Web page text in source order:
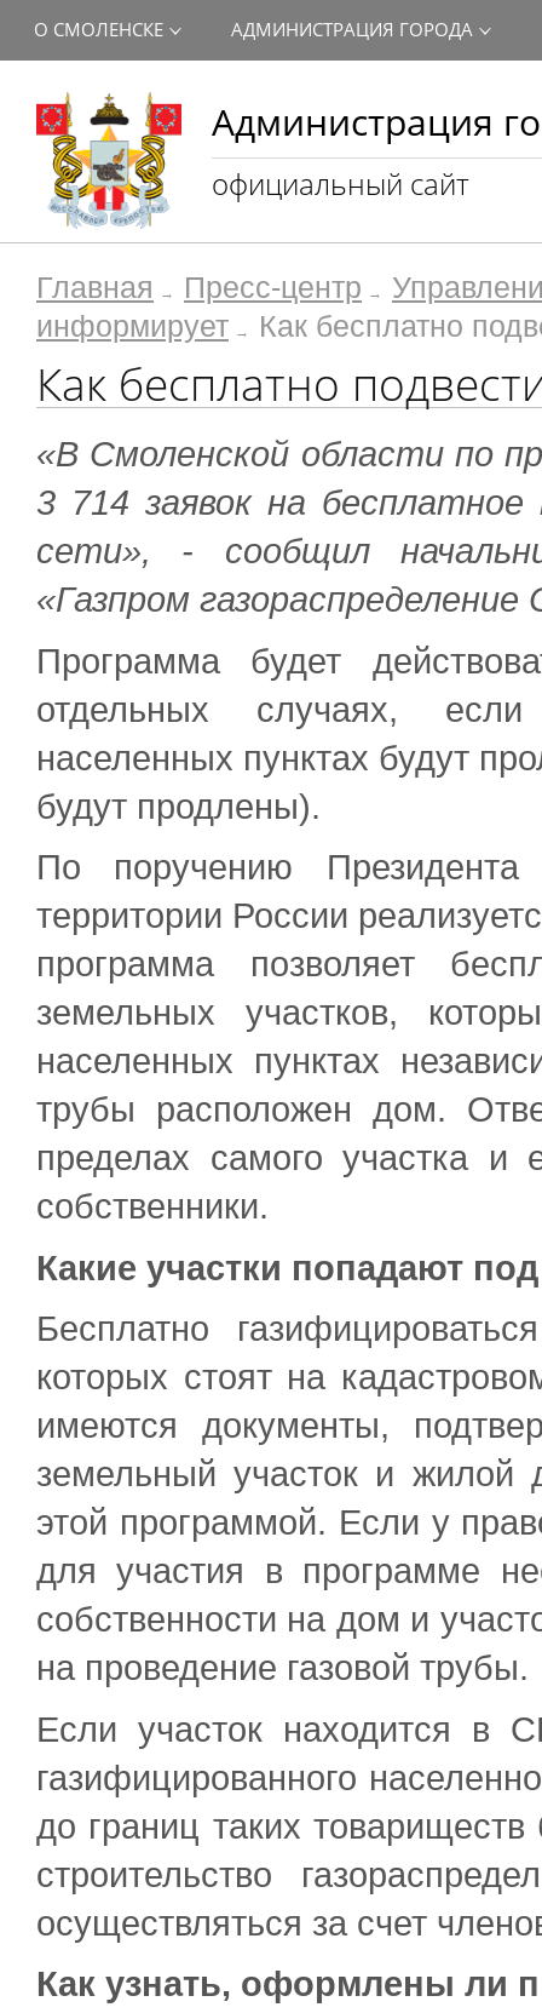
Администрация
официальный сайт
О СМОЛЕНСКЕ АДМИНИСТРАЦИЯ ГОРОДА
Главная Пресс-центр
информирует
Как бесплатно
Как бесплатно
«В Смоленской области по
3 714 заявок на бесплатное
сети», - сообщил
«Газпром
Программа будет
отдельных случаях,
населенных пунктах будут
будут продлены).
По поручению
территории России
программа позволяет
земельных участков,
населенных пунктах
трубы расположен дом.
пределах самого участка
собственники.
Какие участки попадают
Бесплатно
которых стоят на
имеются документы,
земельный участок и жилой
этой программой. Если у
для участия в программе
собственности на дом и
на проведение газовой трубы.
Если участок находится в
газифицированного
до границ таких
строительство
осуществляться за счет
Как узнать, оформлены ли